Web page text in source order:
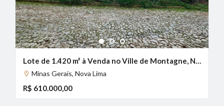
1 2 3
Minas Gerais, Nova Lima
R$ 610.000,00